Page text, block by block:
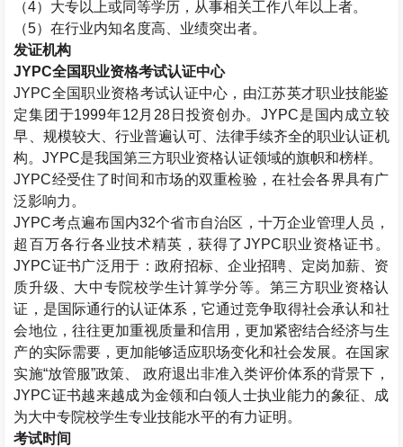
（4）大专以上或同等学历，从事相关工作八年以上者。
（5）在行业内知名度高、业绩突出者。
发证机构
JYPC全国职业资格考试认证中心
JYPC全国职业资格考试认证中心，由江苏英才职业技能鉴
定集团于1999年12月28日投资创办。JYPC是国内成立较
早、规模较大、行业普遍认可、法律手续齐全的职业认证机
构。JYPC是我国第三方职业资格认证领域的旗帜和榜样。
JYPC经受住了时间和市场的双重检验，在社会各界具有广
泛影响力。
JYPC考点遍布国内32个省市自治区，十万企业管理人员，
超百万各行各业技术精英，获得了JYPC职业资格证书。
JYPC证书广泛用于：政府招标、企业招聘、定岗加薪、资
质升级、大中专院校学生计算学分等。第三方职业资格认
证，是国际通行的认证体系，它通过竞争取得社会承认和社
会地位，往往更加重视质量和信用，更加紧密结合经济与生
产的实际需要，更加能够适应职场变化和社会发展。在国家
实施“放管服”政策、 政府退出非准入类评价体系的背景下，
JYPC证书越来越成为金领和白领人士执业能力的象征、成
为大中专院校学生专业技能水平的有力证明。
考试时间